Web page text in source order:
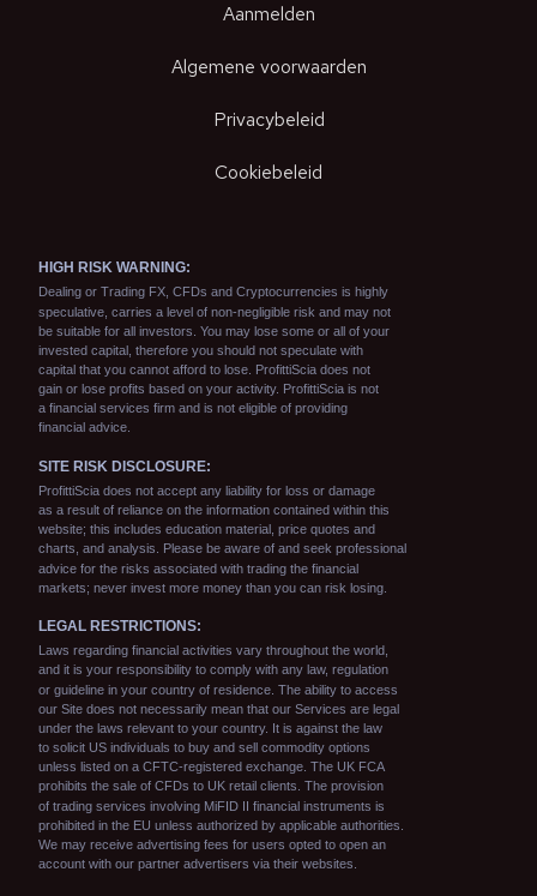
Aanmelden
Algemene voorwaarden
Privacybeleid
Cookiebeleid